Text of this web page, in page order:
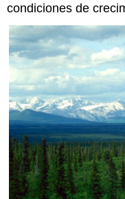
condiciones de